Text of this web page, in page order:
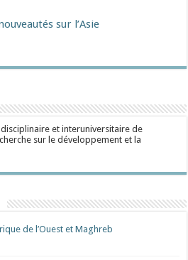
sur l’Asie
et interuniversitaire de
sur le développement et la
de l’Ouest et Maghreb